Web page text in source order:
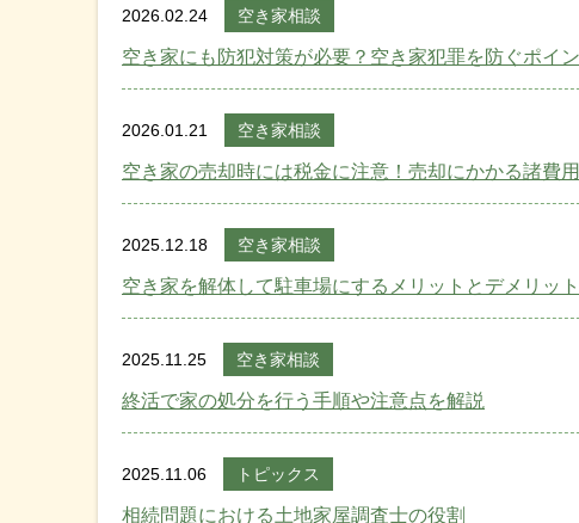
2026.02.24 空き家相談
空き家にも防犯対策が必要？空き家犯罪を防ぐポイ
2026.01.21 空き家相談
空き家の売却時には税金に注意！売却にかかる諸費
2025.12.18 空き家相談
空き家を解体して駐車場にするメリットとデメリット
2025.11.25 空き家相談
終活で家の処分を行う手順や注意点を解説
2025.11.06 トピックス
相続問題における土地家屋調査士の役割